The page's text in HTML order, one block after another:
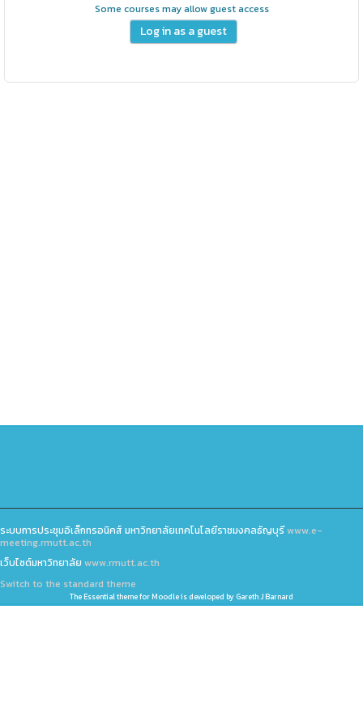
Some courses may allow guest access
ระบบการประชุมอิเล็กทรอนิคส์ มหาวิทยาลัยเทคโนโลยีราชมงคลธัญบุรีwww.e-
meeting.rmutt.ac.th
เว็บไซต์มหาวิทยาลัย www.rmutt.ac.th
Switch to the standard theme
The Essentialtheme for Moodle is developed by Gareth J Barnard